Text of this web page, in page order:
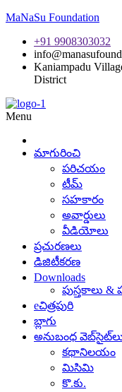
MaNaSu Foundation
+91 9908303032
Kaniampadu
District
Menu
మాగురించి
పరిచయం
టీమ్
సహకారం
అవార్డులు
వీడియోలు
ప్రచురణలు
డిజిటీకరణ
Downloads
పుస్తకాలు &
eచిత్రపురి
బ్లాగు
అనుబంధ
కథానిలయం
మిసిమి
కొ.కు.